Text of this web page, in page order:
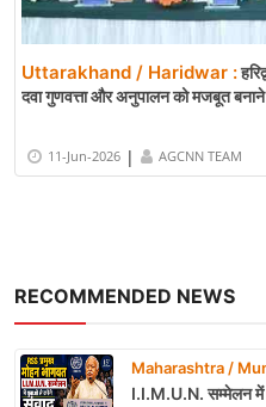
RECOMMENDED NEWS
Maharashtra /
I.I.M.U.N. सम्मेलन में
Uttarakhand / Haridwar :
दवा गुणवत्ता और अनुपालन को मजबूत
11-Jun-2026 | AGCNN TEAM